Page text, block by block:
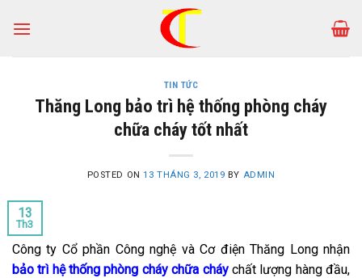
TIN TỨC
Thăng Long bảo trì hệ thống phòng cháy
chữa cháy tốt nhất
POSTED ON13 THÁNG 3, 2019 BY ADMIN
13
Th3
Công ty Cổ phần Công nghệ và Cơ điện Thăng Long nhận
bảo trì hệ thống phòng cháy chữa cháychất lượng hàng đầu,